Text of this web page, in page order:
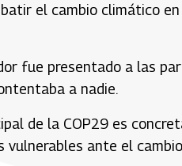
el cambio climático
fue presentado a las
a nadie.
de la COP29 es
vulnerables ante el